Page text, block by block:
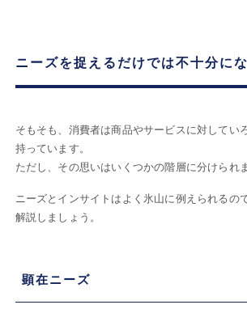
ニーズを捉えるだけでは不十分に
そもそも、消費者は商品やサービスに対してい
持っています。
ただし、その思いはいくつかの階層に分けられま
ニーズとインサイトはよく氷山に例えられるの
解説しましょう。
顕在ニーズ